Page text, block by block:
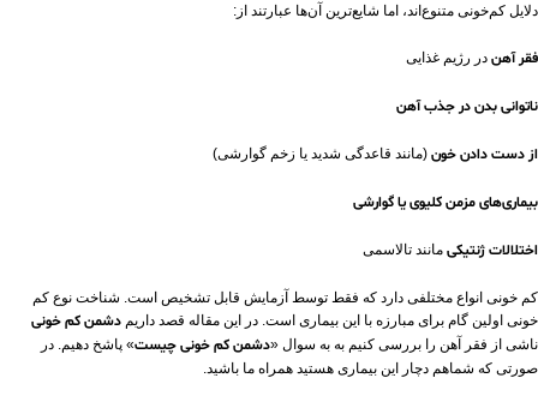
دلایل کم‌خونی متنوع‌اند، اما شایع‌ترین آن‌ها عبارتند از:
فقر آهن در رژیم غذایی
ناتوانی بدن در جذب آهن
از دست دادن خون (مانند قاعدگی شدید یا زخم گوارشی)
بیماری‌های مزمن کلیوی یا گوارشی
اختلالات ژنتیکی مانند تالاسمی
کم خونی انواع مختلفی دارد که فقط توسط آزمایش قابل تشخیص است. شناخت نوع کم
خونی اولین گام برای مبارزه با این بیماری است. در این مقاله قصد داریم دشمن کم خونی
ناشی از فقر آهن را بررسی کنیم به به سوال «دشمن کم خونی چیست» پاشخ دهیم. در
صورتی که شماهم دچار این بیماری هستید همراه ما باشید.